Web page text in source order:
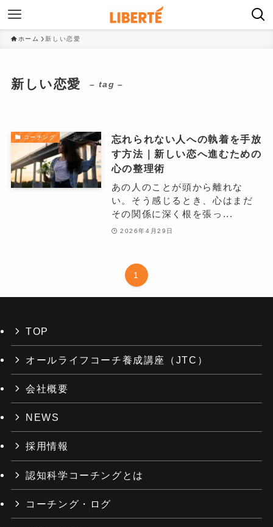
ホーム 新しい恋愛
新しい恋愛 – tag –
コーチング
忘れられない人への執着を手放
す方法｜新しい恋へ進むための
心の整理術
あの人のことが頭から離れな
い。そう感じるとき、心はまだ
その関係に深く根を張っ...
2026年4月29日
1
TOP
オールライフコーチ養成講座（JTC）
会社概要
NEWS
採用情報
認知科学コーチングとは
コーチング・ログ